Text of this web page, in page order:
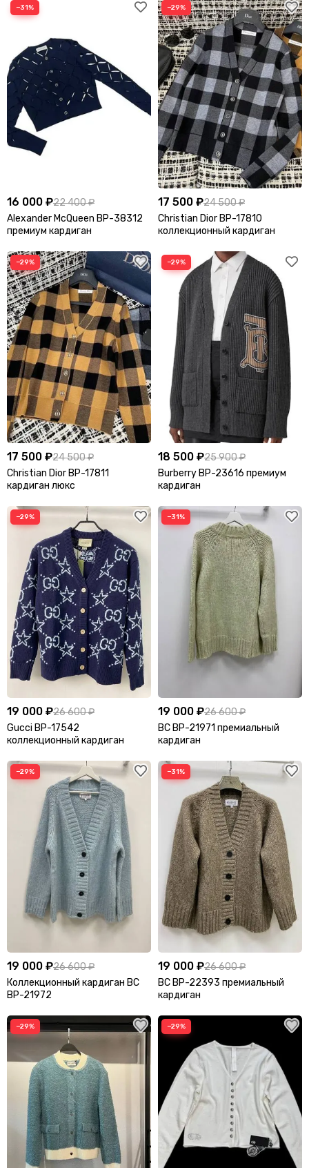
−31%
16 000 ₽22 400 ₽
Alexander McQueen BP-38312
премиум кардиган
−29%
17 500 ₽24 500 ₽
Christian Dior BP-17810
коллекционный кардиган
−29%
17 500 ₽24 500 ₽
Christian Dior BP-17811
кардиган люкс
−29%
18 500 ₽25 900 ₽
Burberry BP-23616 премиум
кардиган
−29%
19 000 ₽26 600 ₽
Gucci BP-17542
коллекционный кардиган
−31%
19 000 ₽26 600 ₽
BC BP-21971 премиальный
кардиган
−29%
19 000 ₽26 600 ₽
Коллекционный кардиган BC
BP-21972
−31%
19 000 ₽26 600 ₽
BC BP-22393 премиальный
кардиган
−29% −29%